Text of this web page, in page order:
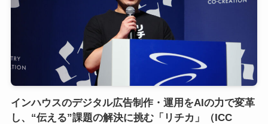
インハウスのデジタル広告制作・運用をAIの力で変革
し、“伝える”課題の解決に挑む「リチカ」（ICC